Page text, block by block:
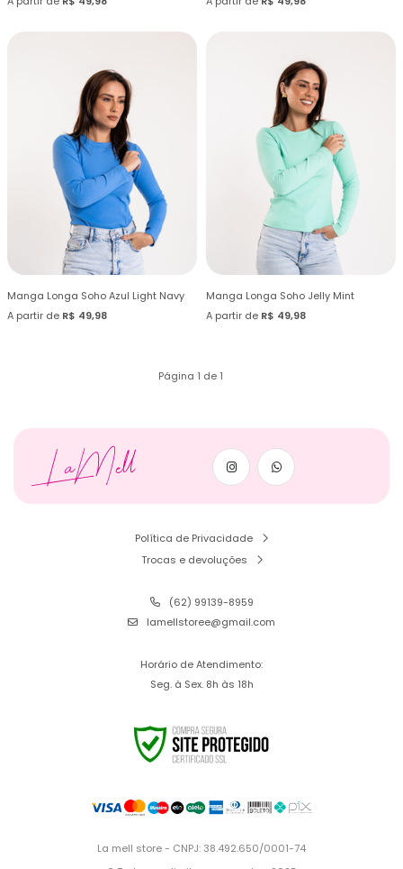
Manga Longa Soho Azul Light Navy
A partir de R$ 49,98
Manga Longa Soho Jelly Mint
A partir de R$ 49,98
Página 1 de 1
LaMell
Política de Privacidade
Trocas e devoluções
(62) 99139-8959
lamellstoree@gmail.com
Horário de Atendimento:
Seg. à Sex. 8h às 18h
La mell store - CNPJ: 38.492.650/0001-74